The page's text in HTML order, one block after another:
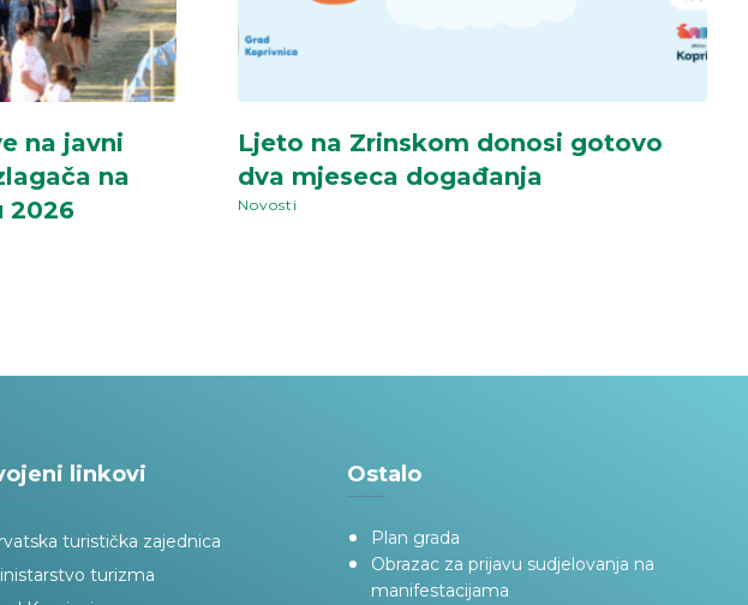
na javni
na
2026
Ljeto na Zrinskom donosi gotovo
dva mjeseca događanja
Novosti
linkovi
turistička zajednica
turizma
Ostalo
Plan grada
Obrazac za prijavu sudjelovanja na
manifestacijama